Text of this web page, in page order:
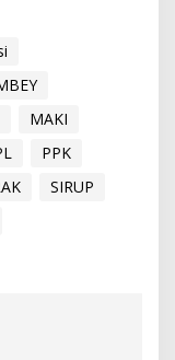
MAKI
PPK
SIRUP